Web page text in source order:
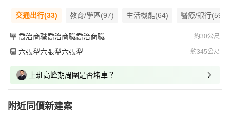
交通出行(33) 教育/學區(97) 生活機能(64) 醫療/銀行(59)
喬治商職喬治商職喬治商職 約30公尺
六張犁六張犁六張犁 約345公尺
上班高峰期周圍是否堵車？
附近同價新建案